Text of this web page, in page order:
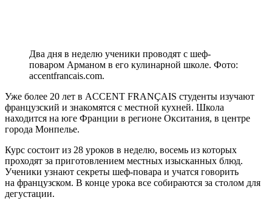
Два дня в неделю ученики проводят с шеф-
поваром Арманом в его кулинарной школе. Фото:
accentfrancais.com.
Уже более 20 лет в ACCENT FRANÇAIS студенты изучают
французский и знакомятся с местной кухней. Школа
находится на юге Франции в регионе Окситания, в центре
города Монпелье.
Курс состоит из 28 уроков в неделю, восемь из которых
проходят за приготовлением местных изысканных блюд.
Ученики узнают секреты шеф-повара и учатся говорить
на французском. В конце урока все собираются за столом для
дегустации.